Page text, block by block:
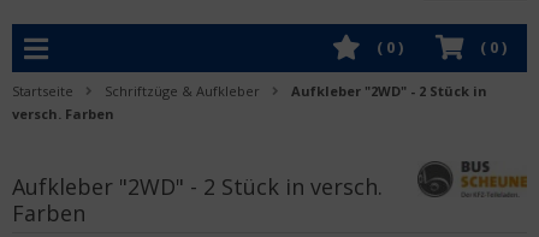
( 0)
( 0)
Startseite Schriftzüge & Aufkleber
Aufkleber "2WD" - 2 Stück in
versch. Farben
Aufkleber "2WD" - 2 Stück in versch.
Farben